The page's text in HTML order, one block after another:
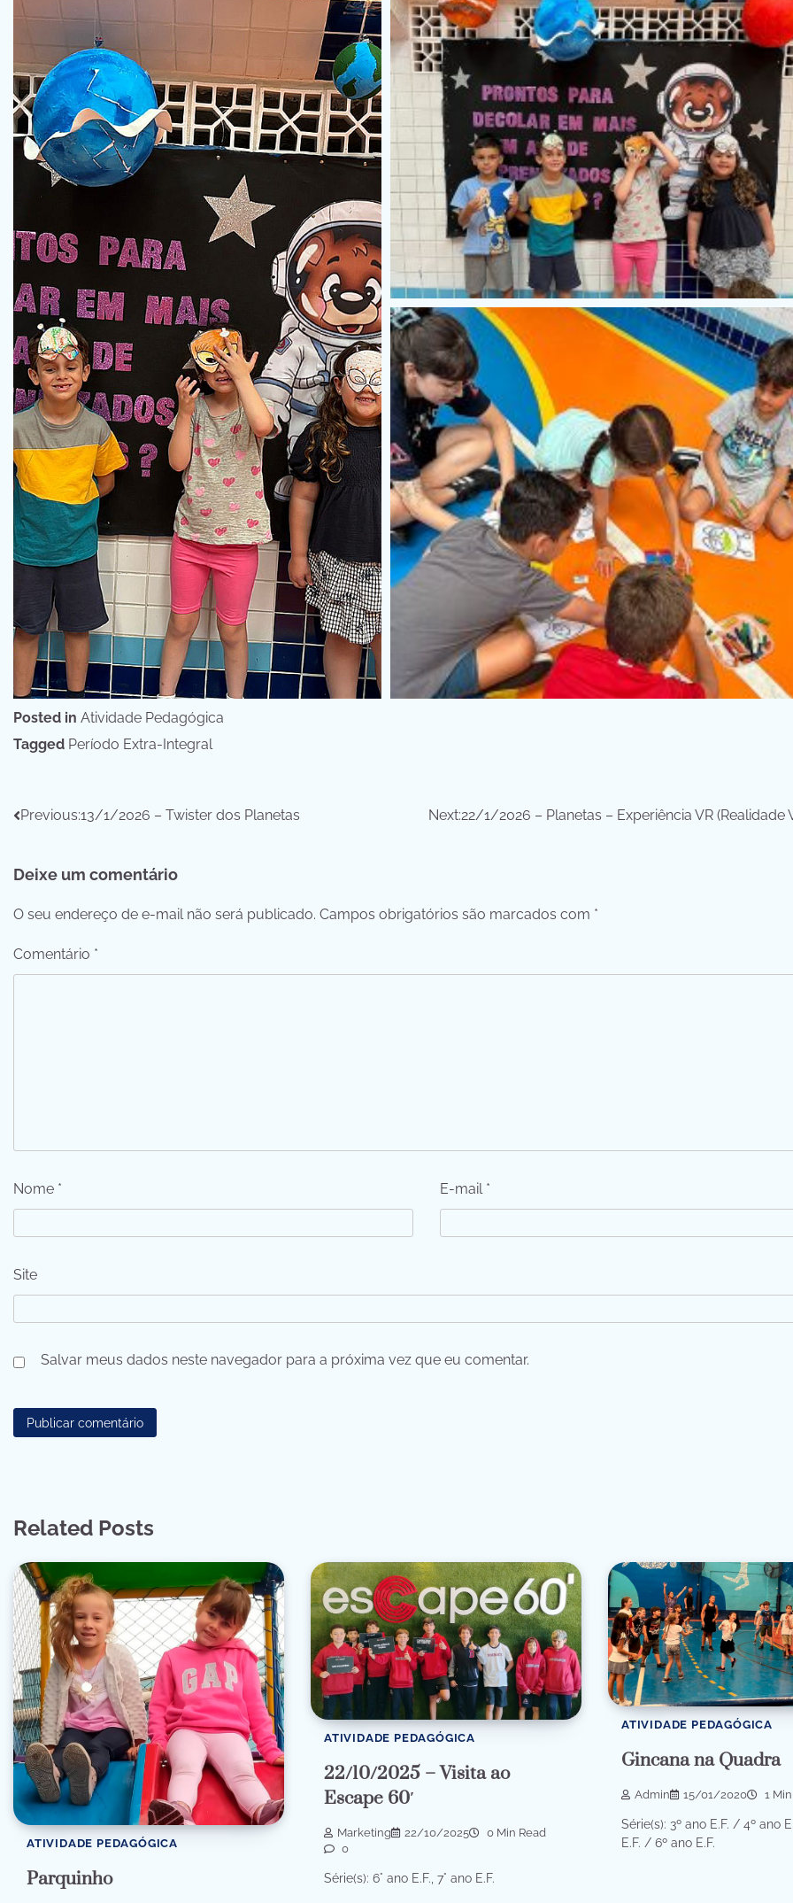
Posted in Atividade Pedagógica
Tagged Período Extra-Integral
Navegação
Post
Previous:13/1/2026 – Twister dos Planetas Next:22/1/2026 – Planetas – Experiência VR (Realidade
Deixe um comentário
O seu endereço de e-mail não será publicado. Campos obrigatórios são marcados com *
Comentário *
Nome * E-mail *
Site
Salvar meus dados neste navegador para a próxima vez que eu comentar.
Related Posts
ATIVIDADE PEDAGÓGICA
Parquinho
ATIVIDADE PEDAGÓGICA
22/10/2025 – Visita ao
Escape 60′
Marketing 22/10/2025
0 Min Read
0
Série(s): 6° ano E.F., 7° ano E.F.
ATIVIDADE PEDAGÓGICA
Gincana na Quadra
Admin 15/01/2020 1
Série(s): 3º ano E.F. / 4º ano
E.F. / 6º ano E.F.